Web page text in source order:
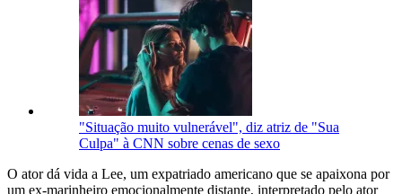
"Situação muito vulnerável", diz atriz de "Sua
Culpa" à CNN sobre cenas de sexo
O ator dá vida a Lee, um expatriado americano que se apaixona por
um ex-marinheiro emocionalmente distante, interpretado pelo ator